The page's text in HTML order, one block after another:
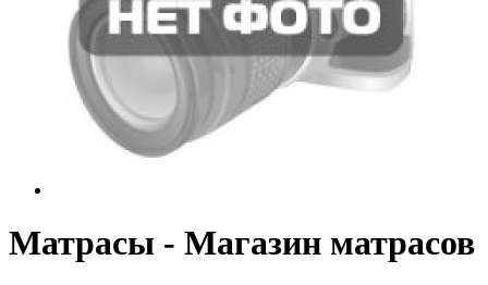
Матрасы - Магазин матрасов